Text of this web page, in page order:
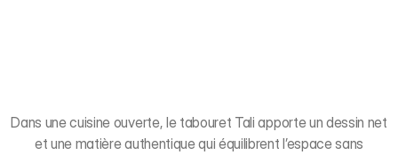
Dans une cuisine ouverte, le tabouret Tali apporte un dessin net
et une matière authentique qui équilibrent l’espace sans